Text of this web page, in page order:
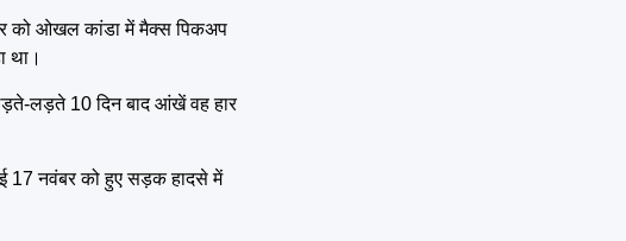
को ओखल कांडा में मैक्स पिकअप
था।
लड़ते 10 दिन बाद आंखें वह हार
17 नवंबर को हुए सड़क हादसे में